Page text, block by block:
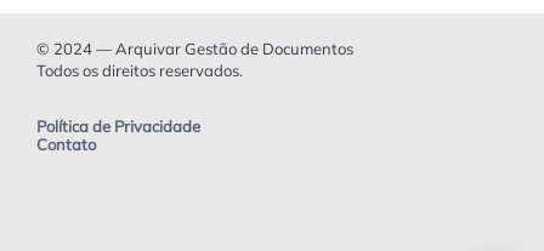
© 2024 — Arquivar Gestão de Documentos
Todos os direitos reservados.
Política de Privacidade
Contato